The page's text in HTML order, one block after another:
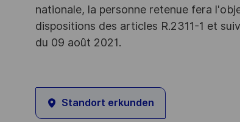
nationale, la personne retenue fera
dispositions des articles R.2311-1 et
du 09 août 2021.
Standort erkunden